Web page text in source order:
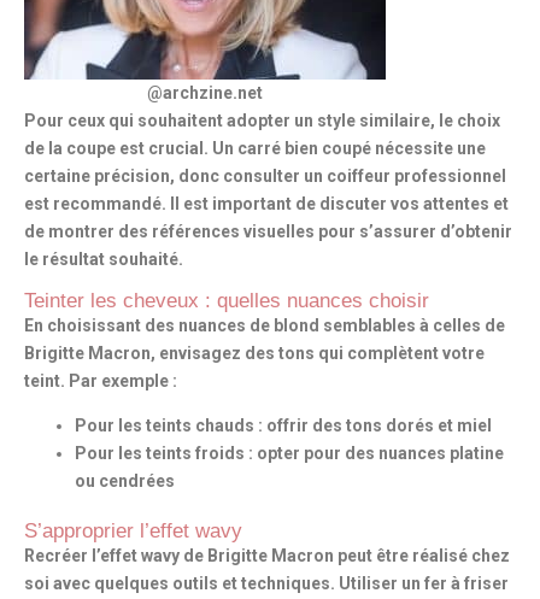
@archzine.net
Pour ceux qui souhaitent adopter un style similaire, le choix
de la coupe est crucial. Un carré bien coupé nécessite une
certaine précision, donc consulter un coiffeur professionnel
est recommandé. Il est important de discuter vos attentes et
de montrer des références visuelles pour s’assurer d’obtenir
le résultat souhaité.
Teinter les cheveux : quelles nuances choisir
En choisissant des nuances de blond semblables à celles de
Brigitte Macron, envisagez des tons qui complètent votre
teint. Par exemple :
Pour les teints chauds : offrir des tons dorés et miel
Pour les teints froids : opter pour des nuances platine
ou cendrées
S’approprier l’effet wavy
Recréer l’effet wavy de Brigitte Macron peut être réalisé chez
soi avec quelques outils et techniques. Utiliser un fer à friser